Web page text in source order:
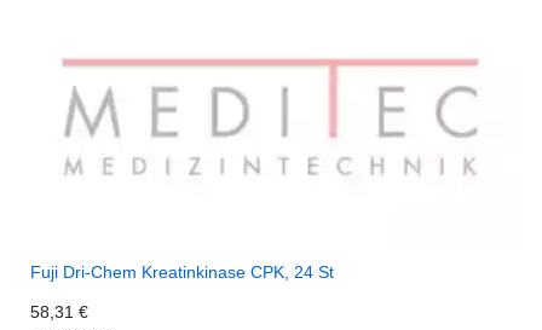
Fuji Dri-Chem Kreatinkinase CPK, 24 St
58,31 €